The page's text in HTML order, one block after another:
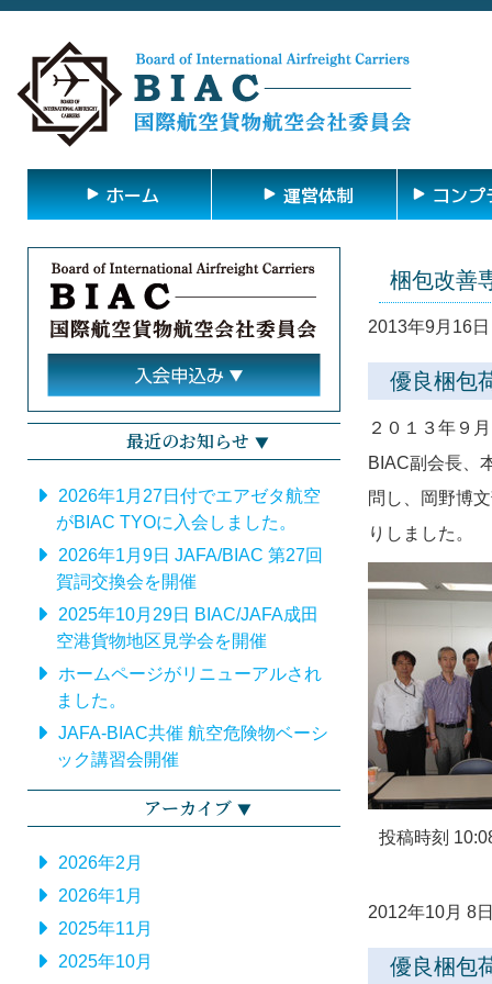
ホーム 運営体制 コンプ
最近のお知らせ
2026年1月27日付でエアゼタ航空
がBIAC TYOに入会しました。
2026年1月9日 JAFA/BIAC 第27回
賀詞交換会を開催
2025年10月29日 BIAC/JAFA成田
空港貨物地区見学会を開催
ホームページがリニューアルされ
ました。
JAFA-BIAC共催 航空危険物ベーシ
ック講習会開催
アーカイブ
2026年2月
2026年1月
2025年11月
2025年10月
梱包改善
2013年9月16
優良梱包
２０１３年９
BIAC副会長、
問し、岡野博
りしました。
投稿時刻
2012年10月 8
優良梱包